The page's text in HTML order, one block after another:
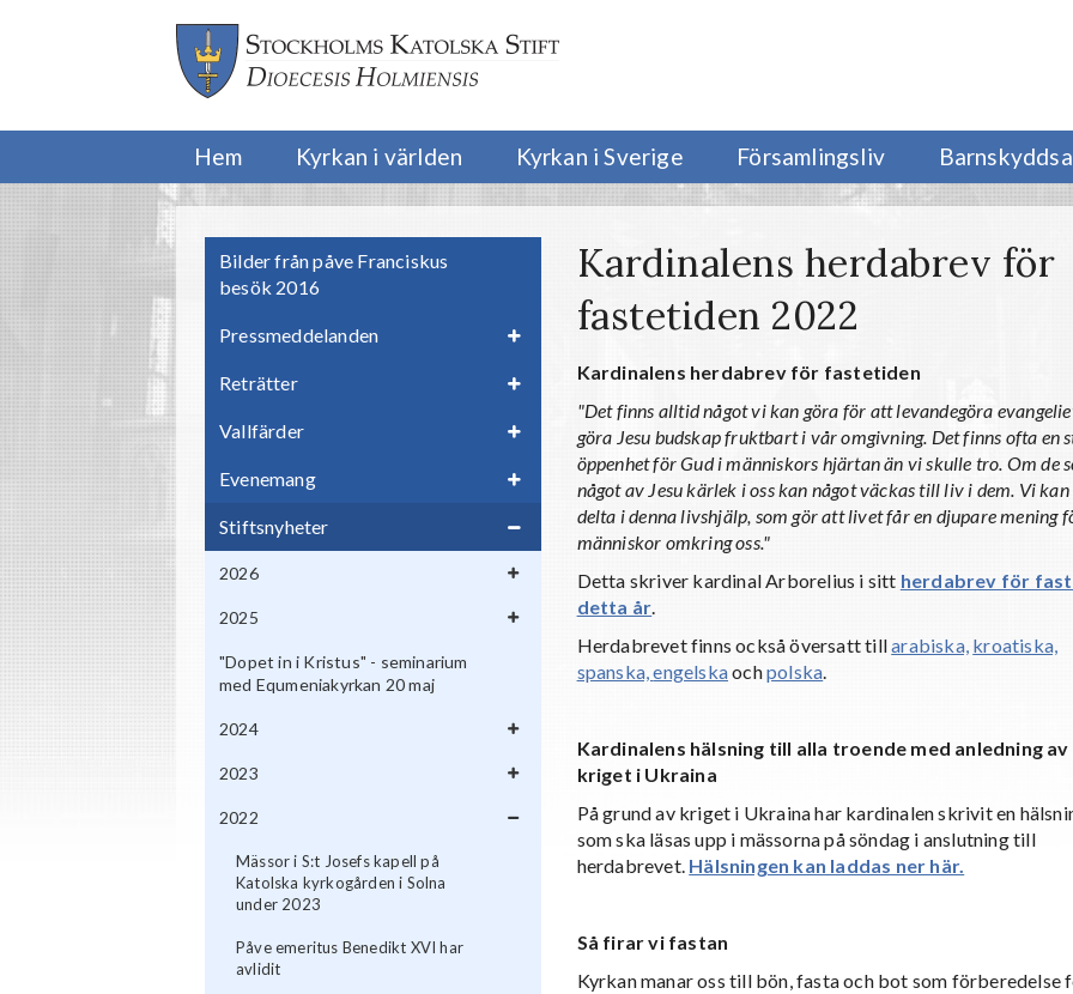
Hem Kyrkan i världen Kyrkan i Sverige Församlingsliv
Bilder från påve Franciskus
besök 2016
Pressmeddelanden
Reträtter
Vallfärder
Evenemang
Stiftsnyheter
2026
2025
"Dopet in i Kristus" - seminarium
med Equmeniakyrkan 20 maj
2024
2023
2022
Mässor i S:t Josefs kapell på
Katolska kyrkogården i Solna
under 2023
Påve emeritus Benedikt XVI har
avlidit
Kardinalens herdabrev för
fastetiden 2022
Kardinalens herdabrev för fastetiden
"Det finns alltid något vi kan göra för att levandegöra
göra Jesu budskap fruktbart i vår omgivning. Det finns ofta en
öppenhet för Gud i människors hjärtan än vi skulle tro. Om de
något av Jesu kärlek i oss kan något väckas till liv i dem. Vi
delta i denna livshjälp, som gör att livet får en djupare mening
människor omkring oss."
Detta skriver kardinal Arborelius i sitt herdabrev för
detta år.
Herdabrevet finns också översatt tillarabiska, kroatiska,
spanska,engelskaochpolska.
Kardinalens hälsning till alla troende med anledning av
kriget i Ukraina
På grund av kriget i Ukraina har kardinalen skrivit en
som ska läsas upp i mässorna på söndag i anslutning till
herdabrevet. Hälsningen kan laddas ner här.
Så firar vi fastan
Kyrkan manar oss till bön, fasta och bot som förberedelse